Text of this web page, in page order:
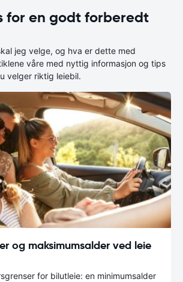
for en godt forberedt
jeg velge, og hva er dette med
våre med nyttig informasjon og tips
velger riktig leiebil.
og maksimumsalder ved leie
for bilutleie: en minimumsalder